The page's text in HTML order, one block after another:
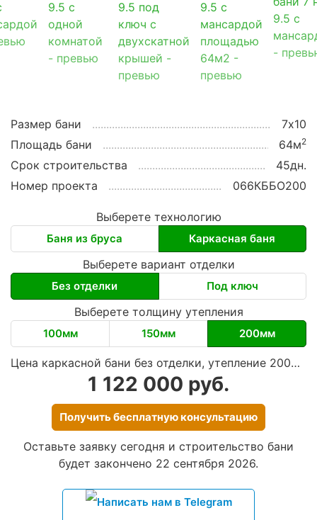
Размер бани
7х10
Площадь бани
64м2
Срок строительства
45дн.
Номер проекта
066КББО200
Выберете технологию
Баня из бруса Каркасная баня
Выберете вариант отделки
Без отделки Под ключ
Выберете толщину утепления
100мм 150мм 200мм
Цена каркасной бани без отделки, утепление 200мм
1 122 000 руб.
Получить бесплатную консультацию
Оставьте заявку сегодня и строительство бани
будет закончено 22 сентября 2026.